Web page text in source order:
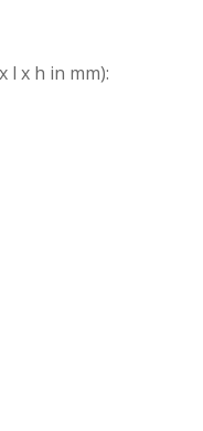
l x h in mm):